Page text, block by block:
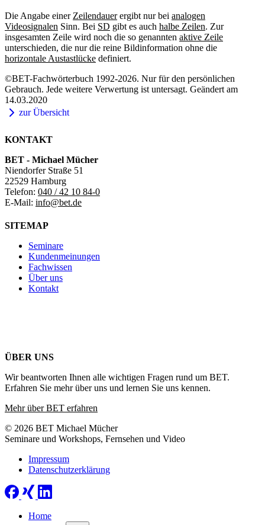
Die Angabe einer Zeilendauerergibt nur bei analogen
Videosignalen Sinn. Bei SD gibt es auch halbe Zeilen. Zur
insgesamten Zeile wird noch die so genannten aktive Zeile
unterschieden, die nur die reine Bildinformation ohne die
horizontale Austastlücke definiert.
©BET-Fachwörterbuch 1992-2026. Nur für den persönlichen
Gebrauch. Jede weitere Verwertung ist untersagt. Geändert am
14.03.2020
zur Übersicht
KONTAKT
BET - Michael Mücher
Niendorfer Straße 51
22529 Hamburg
Telefon: 040 / 42 10 84-0
E-Mail: info@bet.de
SITEMAP
Seminare
Kundenmeinungen
Fachwissen
Über uns
Kontakt
ÜBER UNS
Wir beantworten Ihnen alle wichtigen Fragen rund um BET.
Erfahren Sie mehr über uns und lernen Sie uns kennen.
Mehr über BET erfahren
© 2026 BET Michael Mücher
Seminare und Workshops, Fernsehen und Video
Impressum
Datenschutzerklärung
Home